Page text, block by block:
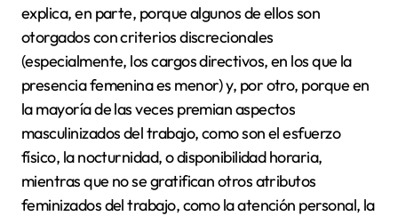
explica, en parte, porque algunos de ellos son
otorgados con criterios discrecionales
(especialmente, los cargos directivos, en los que la
presencia femenina es menor) y, por otro, porque en
la mayoría de las veces premian aspectos
masculinizados del trabajo, como son el esfuerzo
físico, la nocturnidad, o disponibilidad horaria,
mientras que no se gratifican otros atributos
feminizados del trabajo, como la atención personal, la